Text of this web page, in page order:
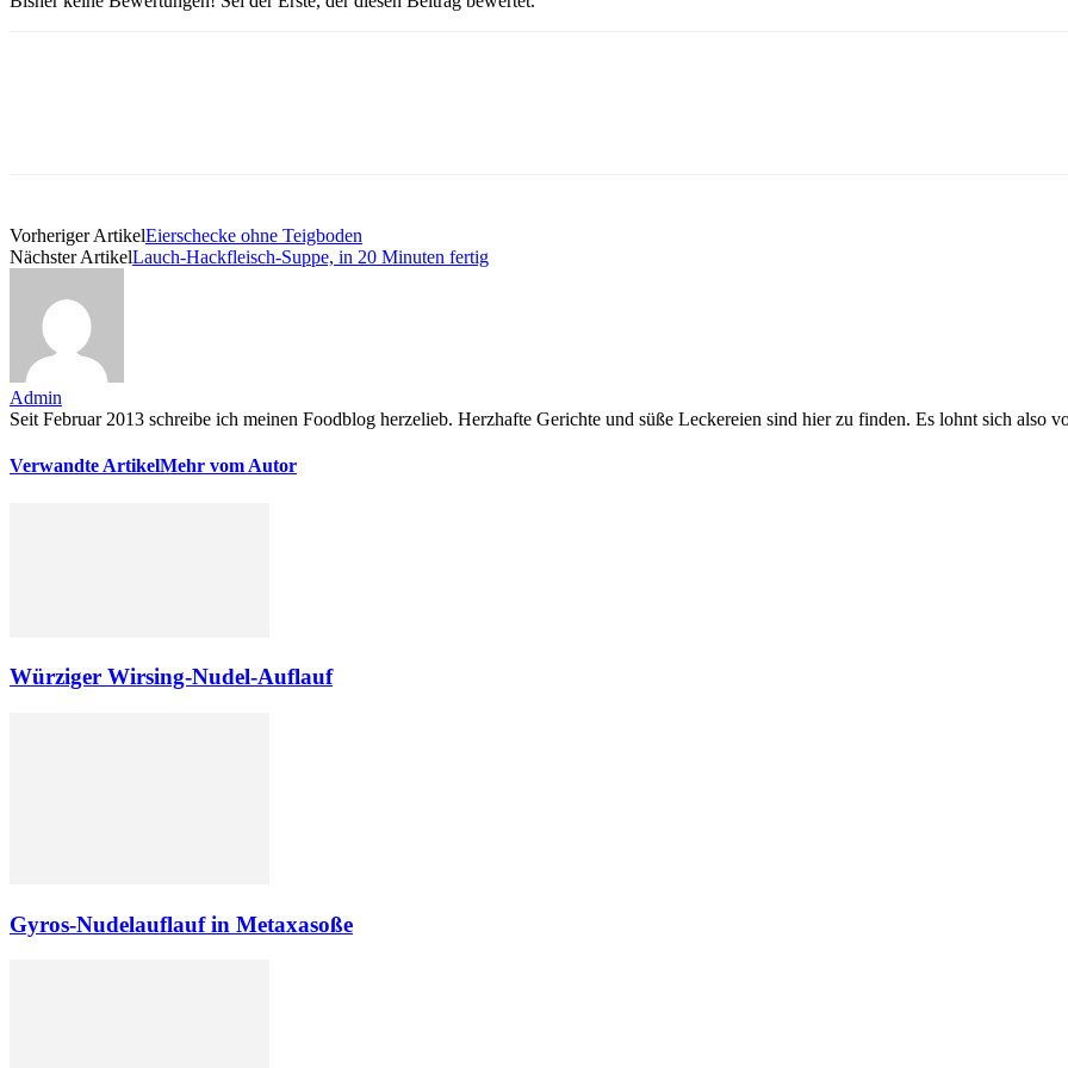
Vorheriger ArtikelEierschecke ohne Teigboden
Nächster ArtikelLauch-Hackfleisch-Suppe, in 20 Minuten fertig
Admin
Seit Februar 2013 schreibe ich meinen Foodblog herzelieb. Herzhafte Gerichte und süße Leckereien sind hier zu finden. Es lohnt sich also
Verwandte ArtikelMehr vom Autor
Würziger Wirsing-Nudel-Auflauf
Gyros-Nudelauflauf in Metaxasoße